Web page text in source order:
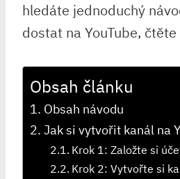
hledáte jednoduchý
dostat na YouTube,
Obsah článku
Obsah návodu
Jak si vytvořit kanál na
Krok 1: Založte si
Krok 2: Vytvořte si